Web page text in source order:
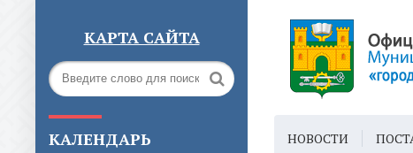
КАРТА САЙТА
КАЛЕНДАРЬ НОВОСТИ